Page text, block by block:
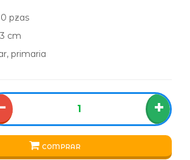
pzas
cm
primaria
+
COMPRAR